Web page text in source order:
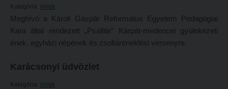
Kari kiadványok
Pótfelvételi 2026
PK Felvételi Tájékoztató kiadvány
Kari kutatócsoportok
Tehetséggondozás
Tudományos diákköri tevékenység
Kategória: Hírek
Meghívó a Károli Gáspár Református Egyetem Pedagógiai
Kara által rendezett „Psallite” Kárpát-medencei gyülekezeti
ének, egyházi népének és zsoltáréneklési versenyre.
Karácsonyi üdvözlet
Kategória: Hírek